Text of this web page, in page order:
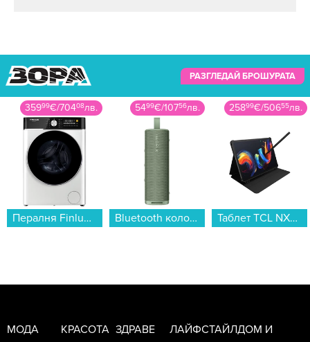
РАЗГЛЕДАЙ БРОШУРАТА
5499€/10756лв.
Bluetooth колонка Xiaomi Sound Outdoor Green S29H-GL QBH4372GL...
25899€/50655лв.
Таблет TCL NXTPAPER 11 PLUS 256/8 GREY , 256 GB, 8 GB...
47599€/93096лв.
Лаптоп Lenovo IDEAPAD SLIM 3 15AMN8 82XQ01F3BM , 15.60 , 16 , 512GB SSD , AMD Radeon 610M Graphics , AMD Ryzen 5 40 QUAD CORE , Без OS...
МОДА КРАСОТА ЗДРАВЕ ЛАЙФСТАЙЛДОМ И